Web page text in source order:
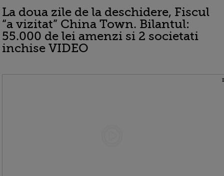
La doua zile de la deschidere, Fiscul
“a vizitat” China Town. Bilantul:
55.000 de lei amenzi si 2 societati
inchise VIDEO